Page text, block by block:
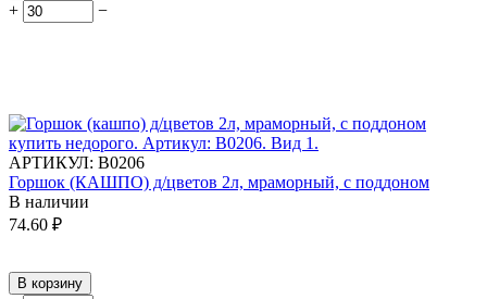
+ −
АРТИКУЛ: В0206
Горшок (КАШПО) д/цветов 2л, мраморный, с поддоном
В наличии
74.60 ₽
В корзину